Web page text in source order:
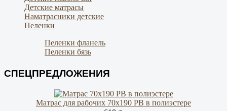
Детские матрасы
Наматрасники детские
Пеленки
Пеленки фланель
Пеленки бязь
СПЕЦПРЕДЛОЖЕНИЯ
Матрас для рабочих 70х190 РВ в полиэстере